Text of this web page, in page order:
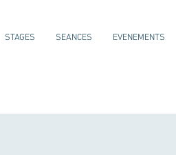
STAGES SEANCES EVENEMENTS